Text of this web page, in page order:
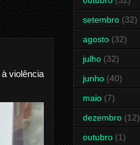
violência
setembro (32)
agosto (32)
julho (32)
junho (40)
maio (7)
dezembro (12)
outubro (1)